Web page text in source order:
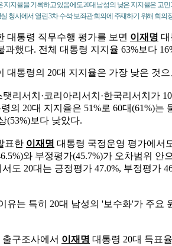
지지율을 기록하고 있음에도 20대 남성의 낮은 지지율은 고
청사에서 열린 3차 수석·보좌관 회의에 주재하기 위해 회의
대통령 직무수행 평가를 보면 이재명 대
과했다. 전체 대통령 지지율 63%보다
대통령의 20대 지지율은 가장 낮은 것
리서치·코리아리서치·한국리서치가
의 20대 지지율은 51%로 60대(61%)는
(53%)보다 낮았다.
표한 이재명 대통령 국정운영 평가에서
와 부정평가(45.7%)가 오차범위 안
도 20대는 긍정평가 47.0%, 부정평가
유는 특히 20대 남성의 '보수화'가 주요
구조사에서 이재명 대통령 20대 득표